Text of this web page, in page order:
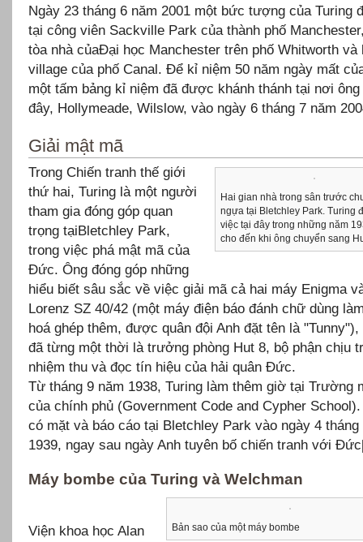
Ngày 23 tháng 6 năm 2001 một bức tượng của Turing
tại công viên Sackville Park của thành phố
tòa nhà củaĐại học Manchester trên phố Whitworth và
village của phố Canal. Để kỉ niệm 50 năm ngày mất
một tấm bảng kỉ niệm đã được khánh thánh tại nơi
đây, Hollymeade, Wilslow, vào ngày 6 tháng 7 năm
Giải mật mã
Hai gian nhà trong sân trước
ngựa tại Bletchley Park. Turing
việc tại đây trong những năm
cho đến khi ông chuyển sang
Trong Chiến tranh thế giới
thứ hai, Turing là một người
tham gia đóng góp quan
trọng tạiBletchley Park,
trong việc phá mật mã của
Đức. Ông đóng góp những
hiểu biết sâu sắc về việc giải mã cả hai máy Enigma
Lorenz SZ 40/42 (một máy điện báo đánh chữ dùng
hoá ghép thêm, được quân đội Anh đặt tên là "Tunny"),
đã từng một thời là trưởng phòng Hut 8, bộ phận chịu
nhiệm thu và đọc tín hiệu của hải quân Đức.
Từ tháng 9 năm 1938, Turing làm thêm giờ tại Trường
của chính phủ (Government Code and Cypher
có mặt và báo cáo tại Bletchley Park vào ngày 4 tháng
1939, ngay sau ngày Anh tuyên bố chiến tranh với
Máy bombe của Turing và Welchman
Bản sao của một máy bombe
Viện khoa học Alan